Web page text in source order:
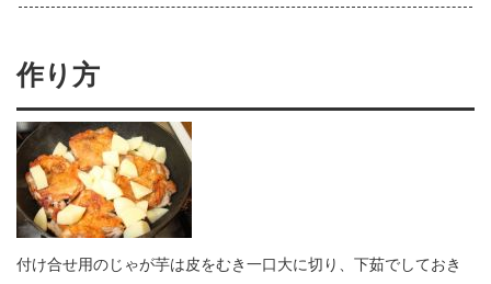
作り方
付け合せ用のじゃが芋は皮をむき一口大に切り、下茹でしておき